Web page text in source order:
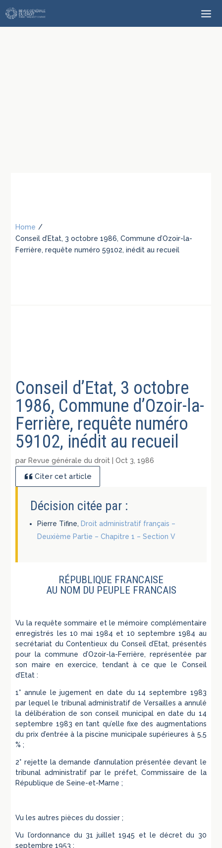
Home /
Conseil d’Etat, 3 octobre 1986, Commune d’Ozoir-la-
Ferrière, requête numéro 59102, inédit au recueil
Conseil d’Etat, 3 octobre
1986, Commune d’Ozoir-la-
Ferrière, requête numéro
59102, inédit au recueil
par Revue générale du droit |Oct 3, 1986
Citer cet article
Décision citée par :
Pierre Tifine,Droit administratif français –
Deuxième Partie – Chapitre 1 – Section V
RÉPUBLIQUE FRANCAISE
AU NOM DU PEUPLE FRANCAIS
Vu la requête sommaire et le mémoire complémentaire
enregistrés les 10 mai 1984 et 10 septembre 1984 au
secrétariat du Contentieux du Conseil d’Etat, présentés
pour la commune d’Ozoir-la-Ferrière, représentée par
son maire en exercice, tendant à ce que le Conseil
d’Etat :
1° annule le jugement en date du 14 septembre 1983
par lequel le tribunal administratif de Versailles a annulé
la délibération de son conseil municipal en date du 14
septembre 1983 en tant qu’elle fixe des augmentations
du prix d’entrée à la piscine municipale supérieures à 5,5
% ;
2° rejette la demande d’annulation présentée devant le
tribunal administratif par le préfet, Commissaire de la
République de Seine-et-Marne ;
Vu les autres pièces du dossier ;
Vu l’ordonnance du 31 juillet 1945 et le décret du 30
septembre 1953 ;